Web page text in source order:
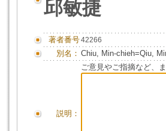
邱敏捷
著者番号42266
別名： Chiu, Min-chieh=Qiu,
説明：
ご意見やご指摘など、